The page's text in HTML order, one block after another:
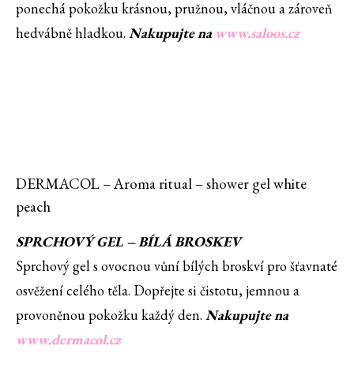
ponechá pokožku krásnou, pružnou, vláčnou a zároveň
hedvábně hladkou. Nakupujte na www.saloos.cz
DERMACOL – Aroma ritual – shower gel white
peach
SPRCHOVÝ GEL – BÍLÁ BROSKEV
Sprchový gel s ovocnou vůní bílých broskví pro šťavnaté
osvěžení celého těla. Dopřejte si čistotu, jemnou a
provoněnou pokožku každý den. Nakupujte na
www.dermacol.cz